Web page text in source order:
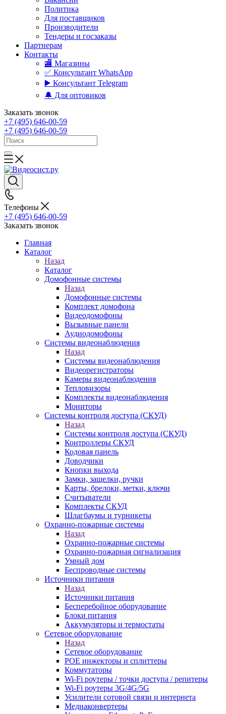
Политика
Для поставщиков
Производители
Тендеры и госзаказы
Партнерам
Контакты
🏬 Магазины
✅️ Консультант WhatsApp
▶️ Консультант Telegram
🔔 Для оптовиков
Заказать звонок
+7 (495) 646-00-59
+7 (495) 646-00-59
Телефоны
+7 (495) 646-00-59
Заказать звонок
Главная
Каталог
Назад
Каталог
Домофонные системы
Назад
Домофонные системы
Комплект домофона
Видеодомофоны
Вызывные панели
Аудиодомофоны
Системы видеонаблюдения
Назад
Системы видеонаблюдения
Видеорегистраторы
Камеры видеонаблюдения
Тепловизоры
Комплекты видеонаблюдения
Мониторы
Системы контроля доступа (СКУД)
Назад
Системы контроля доступа (СКУД)
Контроллеры СКУД
Кодовая панель
Доводчики
Кнопки выхода
Замки, защелки, ручки
Карты, брелоки, метки, ключи
Считыватели
Комплекты СКУД
Шлагбаумы и турникеты
Охранно-пожарные системы
Назад
Охранно-пожарные системы
Охранно-пожарная сигнализация
Умный дом
Беспроводные системы
Источники питания
Назад
Источники питания
Бесперебойное оборудование
Блоки питания
Аккумуляторы и термостаты
Сетевое оборудование
Назад
Сетевое оборудование
POE инжекторы и сплиттеры
Коммутаторы
Wi-Fi роутеры / точки доступа / репитеры
Wi-Fi роутеры 3G/4G/5G
Усилители сотовой связи и интернета
Медиаконвертеры